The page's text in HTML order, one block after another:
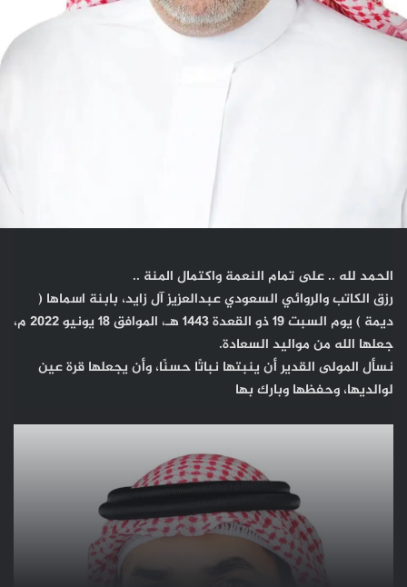
الحمد لله .. على تمام النعمة واكتمال المنة ..
رزق الكاتب والروائي السعودي عبدالعزيز آل زايد، بابنة اسماها (
ديمة ) يوم السبت 19 ذو القعدة 1443 هـ، الموافق 18 يونيو 2022 م،
جعلها الله من مواليد السعادة.
نسأل المولى القدير أن ينبتها نباتًا حسنًا، وأن يجعلها قرة عين
لوالديها، وحفظها وبارك بها